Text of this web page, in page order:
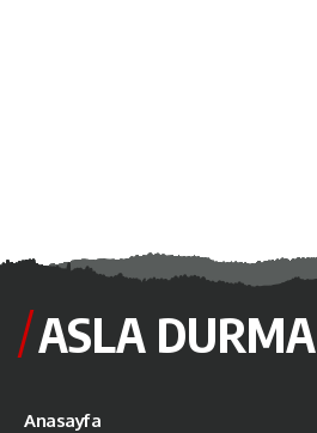
ASLA DURMA
Anasayfa